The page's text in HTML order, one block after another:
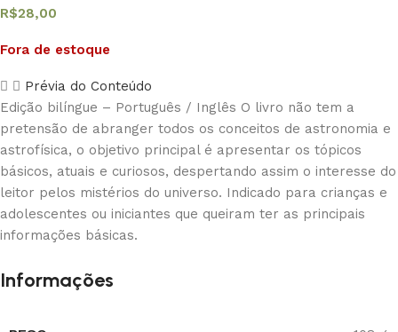
R$28,00
Fora de estoque
Prévia do Conteúdo
Edição bilíngue – Português / Inglês O livro não tem a
pretensão de abranger todos os conceitos de astronomia e
astrofísica, o objetivo principal é apresentar os tópicos
básicos, atuais e curiosos, despertando assim o interesse do
leitor pelos mistérios do universo. Indicado para crianças e
adolescentes ou iniciantes que queiram ter as principais
informações básicas.
Informações